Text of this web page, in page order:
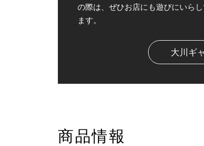
の際は、ぜひお店にも遊びにいら
ます。
大川ギ
商品情報